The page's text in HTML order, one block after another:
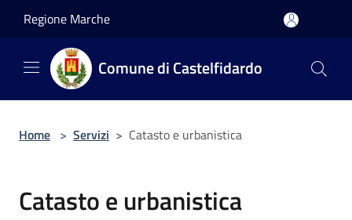
Regione Marche
Comune di Castelfidardo
Home > Servizi > Catasto e urbanistica
Catasto e urbanistica